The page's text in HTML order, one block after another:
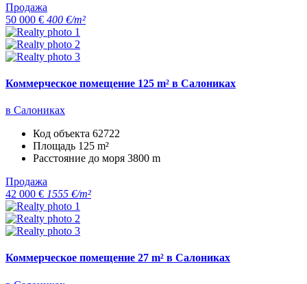
Продажа
50 000 € 400 €/m²
Коммерческое помещение 125 m² в Салониках
в Салониках
Код объекта 62722
Площадь 125 m²
Расстояние до моря 3800 m
Продажа
42 000 € 1555 €/m²
Коммерческое помещение 27 m² в Салониках